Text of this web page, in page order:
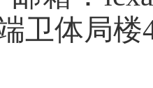
卫体局楼